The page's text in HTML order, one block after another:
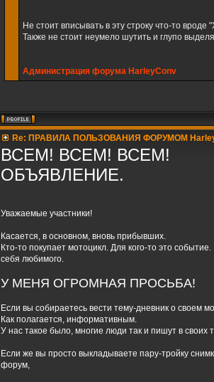
Не стоит вписывать в эту строку что-то
Также не стоит неумело шутить и глупо
Администрация форума HarleyConv
Re: ПРАВИЛА ПОЛЬЗОВАНИЯ ФОРУМОМ
ВСЕМ! ВСЕМ! ВСЕМ!
ОБЪЯВЛЕНИЕ.
Уважаемые участники!
Касается, в основном, вновь прибывших.
Кто-то покупает мотоцикл. Для кого-то это
себя любимого.
У МЕНЯ ОГРОМНАЯ ПРОСЬБА!
Если вы собираетесь вести тему-дневник о своем
Как полагается, информативным.
У нас такое было, многие люди так и пишут в своих
Если же вы просто выкладываете пару-тройку
форум,